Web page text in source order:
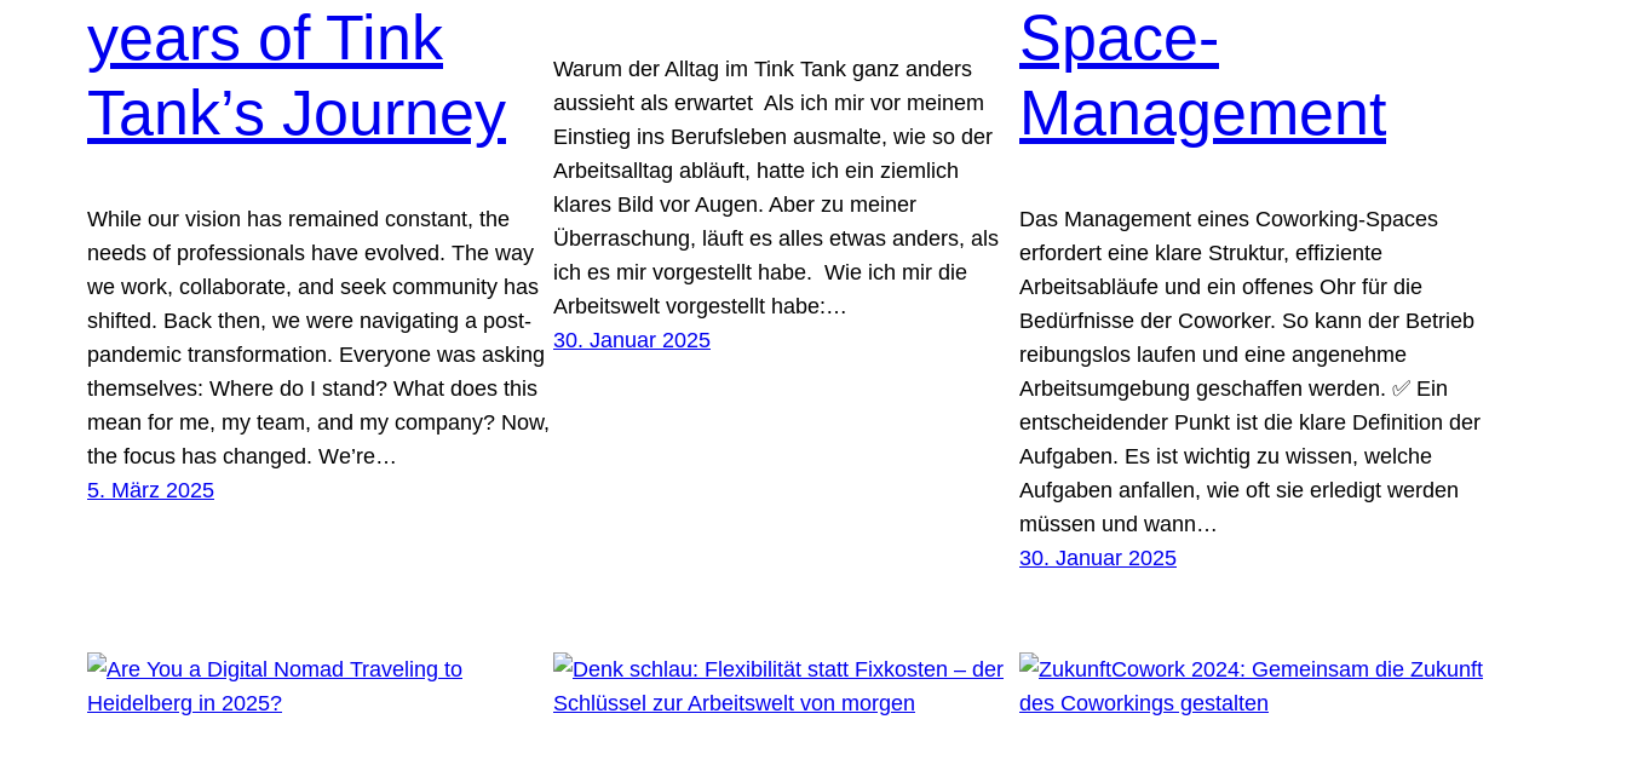
years of Tink
Tank’s Journey
While our vision has remained constant, the
needs of professionals have evolved. The way
we work, collaborate, and seek community has
shifted. Back then, we were navigating a post-
pandemic transformation. Everyone was asking
themselves: Where do I stand? What does this
mean for me, my team, and my company? Now,
the focus has changed. We’re…
5. März 2025
Warum der Alltag im Tink Tank ganz anders
aussieht als erwartet Als ich mir vor meinem
Einstieg ins Berufsleben ausmalte, wie so der
Arbeitsalltag abläuft, hatte ich ein ziemlich
klares Bild vor Augen. Aber zu meiner
Überraschung, läuft es alles etwas anders, als
ich es mir vorgestellt habe. Wie ich mir die
Arbeitswelt vorgestellt habe:…
30. Januar 2025
Space-
Management
Das Management eines Coworking-Spaces
erfordert eine klare Struktur, effiziente
Arbeitsabläufe und ein offenes Ohr für die
Bedürfnisse der Coworker. So kann der Betrieb
reibungslos laufen und eine angenehme
Arbeitsumgebung geschaffen werden. ✅ Ein
entscheidender Punkt ist die klare Definition der
Aufgaben. Es ist wichtig zu wissen, welche
Aufgaben anfallen, wie oft sie erledigt werden
müssen und wann…
30. Januar 2025